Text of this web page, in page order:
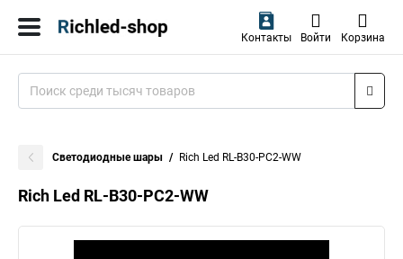
Контакты Войти Корзина
Светодиодные шары Rich Led RL-B30-PC2-WW
Rich Led RL-B30-PC2-WW